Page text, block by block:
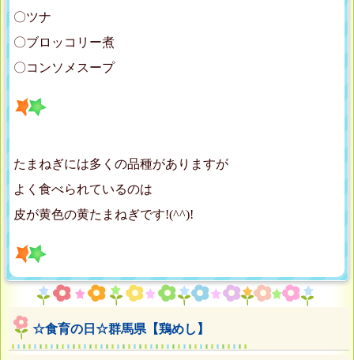
〇ツナ
〇ブロッコリー煮
〇コンソメスープ
たまねぎには多くの品種がありますが
よく食べられているのは
皮が黄色の黄たまねぎです!(^^)!
☆食育の日☆群馬県【鶏めし】